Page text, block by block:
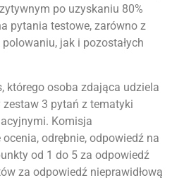
po uzyskaniu 80%
pytania testowe, zarówno z
jak i pozostałych
którego osoba zdająca udziela
3 pytań z tematyki
Komisja
odrębnie, odpowiedź na
od 1 do 5 za odpowiedź
za odpowiedź nieprawidłową